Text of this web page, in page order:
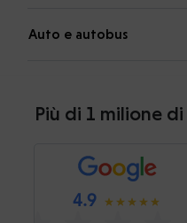
Auto e autobus
Più di 1 milione
4.9